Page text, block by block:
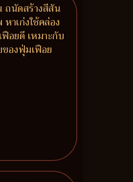
ถนัดสร้างสีสัน
าเก่งใช้คล่อง
อยดี เหมาะกับ
ของฟุ่มเฟือย